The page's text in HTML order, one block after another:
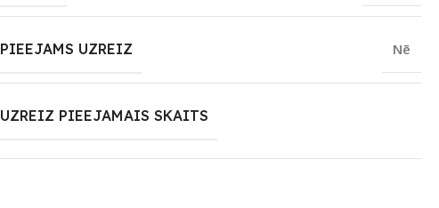
PIEEJAMS UZREIZ Nē
UZREIZ PIEEJAMAIS SKAITS